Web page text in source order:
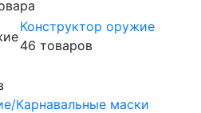
Конструктор оружие
46 товаров
Карнавальные маски